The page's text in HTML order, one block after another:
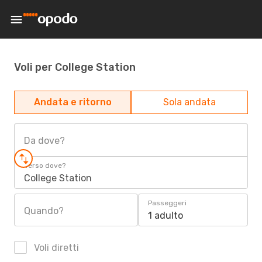
Voli per College Station
Andata e ritorno Sola andata
Da dove?
Verso dove?
College Station
Quando?
Passeggeri
1 adulto
Voli diretti